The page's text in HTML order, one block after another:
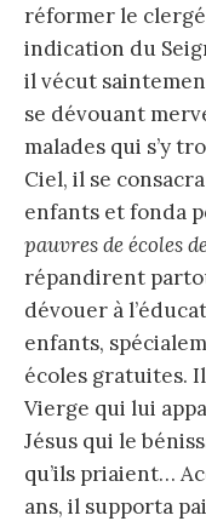
réformer le
indication du
il vécut
se dévouant
malades qui s’y
Ciel, il se
enfants et fonda
pauvres de écoles
répandirent
dévouer à
enfants,
écoles gratuites.
Vierge qui lui
Jésus qui le
qu’ils priaient…
ans, il supporta